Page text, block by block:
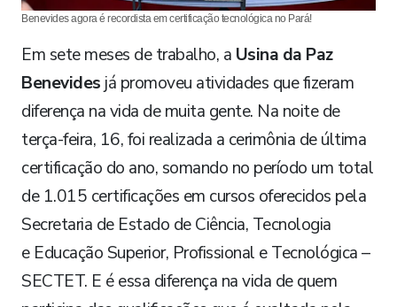
Benevides agora é recordista em certificação tecnológica no Pará!
Em sete meses de trabalho, a Usina da Paz
Benevides já promoveu atividades que fizeram
diferença na vida de muita gente. Na noite de
terça-feira, 16, foi realizada a cerimônia de última
certificação do ano, somando no período um total
de 1.015 certificações em cursos oferecidos pela
Secretaria de Estado de Ciência, Tecnologia
e Educação Superior, Profissional e Tecnológica –
SECTET. E é essa diferença na vida de quem